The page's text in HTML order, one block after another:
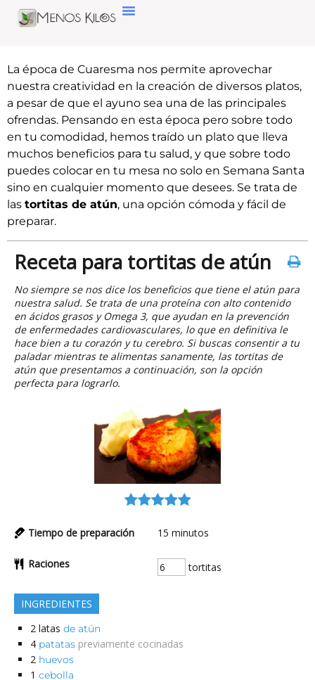
La época de Cuaresma nos permite aprovechar
nuestra creatividad en la creación de diversos platos,
a pesar de que el ayuno sea una de las principales
ofrendas. Pensando en esta época pero sobre todo
en tu comodidad, hemos traído un plato que lleva
muchos beneficios para tu salud, y que sobre todo
puedes colocar en tu mesa no solo en Semana Santa
sino en cualquier momento que desees. Se trata de
las tortitas de atún, una opción cómoda y fácil de
preparar.
Receta para tortitas de atún
No siempre se nos dice los beneficios que tiene el atún para
nuestra salud. Se trata de una proteína con alto contenido
en ácidos grasos y Omega 3, que ayudan en la prevención
de enfermedades cardiovasculares, lo que en definitiva le
hace bien a tu corazón y tu cerebro. Si buscas consentir a tu
paladar mientras te alimentas sanamente, las tortitas de
atún que presentamos a continuación, son la opción
perfecta para lograrlo.
Tiempo de preparación 15 minutos
Raciones tortitas
INGREDIENTES
2 latas de atún
4 patatas previamente cocinadas
2 huevos
1 cebolla